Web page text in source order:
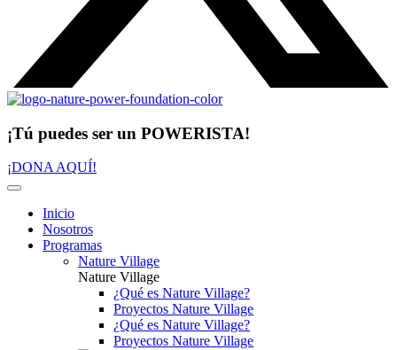
¡Tú puedes ser un POWERISTA!
¡DONA AQUÍ!
Inicio
Nosotros
Programas
Nature Village
Nature Village
¿Qué es Nature Village?
Proyectos Nature Village
¿Qué es Nature Village?
Proyectos Nature Village